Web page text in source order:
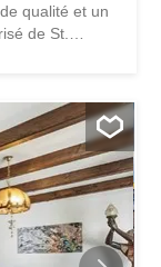
qualité et un
de St.
lumineux
est
nombreux
au balcon
agrandi avec
côtés Cuisine